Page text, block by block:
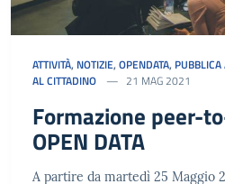
ATTIVITÀ, NOTIZIE, OPENDATA,
AL CITTADINO
21 MAG 2021
Formazione peer-
OPEN DATA
A partire da martedì 25 Maggio